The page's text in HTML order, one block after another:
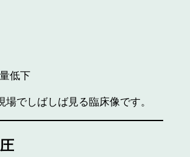
低下
場でしばしば見る臨床像です。